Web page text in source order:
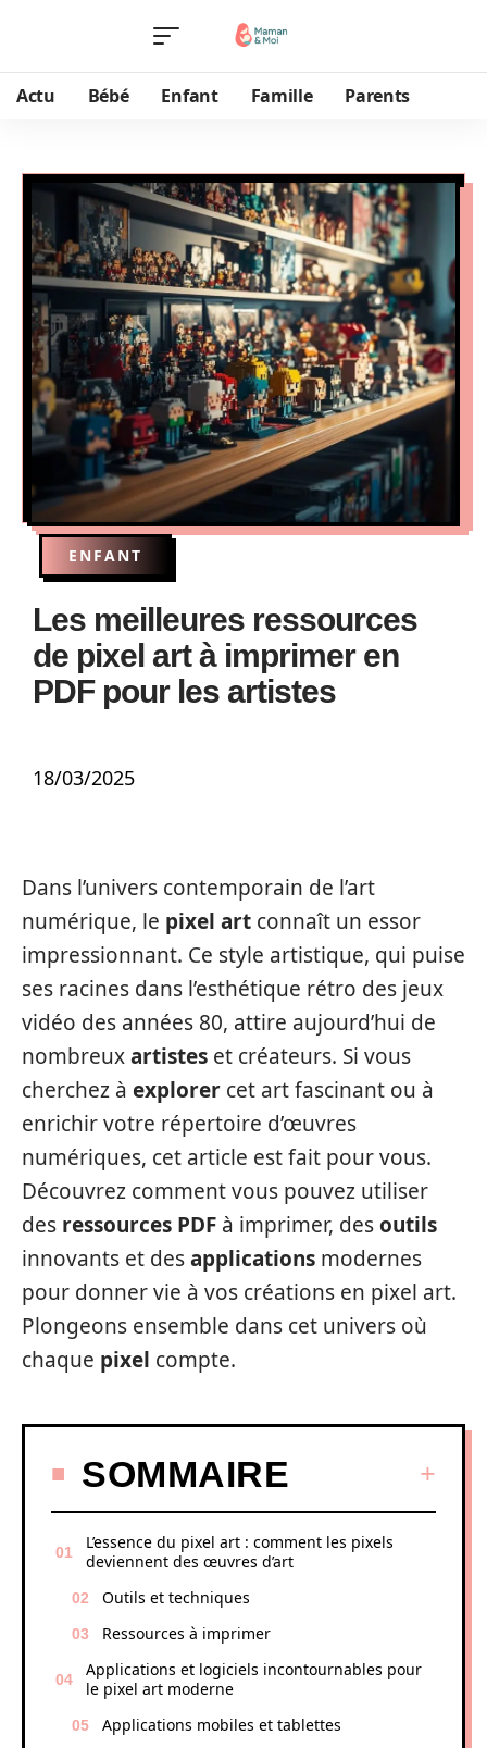
Actu Bébé Enfant Famille Parents
ENFANT
Les meilleures ressources
de pixel art à imprimer en
PDF pour les artistes
18/03/2025
Dans l’univers contemporain de l’art
numérique, le pixel art connaît un essor
impressionnant. Ce style artistique, qui puise
ses racines dans l’esthétique rétro des jeux
vidéo des années 80, attire aujourd’hui de
nombreuxartistes et créateurs. Si vous
cherchez à explorer cet art fascinant ou à
enrichir votre répertoire d’œuvres
numériques, cet article est fait pour vous.
Découvrez comment vous pouvez utiliser
des ressources PDF à imprimer, desoutils
innovants et desapplications modernes
pour donner vie à vos créations en pixel art.
Plongeons ensemble dans cet univers où
chaque pixel compte.
SOMMAIRE
L’essence du pixel art : comment les pixels
deviennent des œuvres d’art
Outils et techniques
Ressources à imprimer
Applications et logiciels incontournables pour
le pixel art moderne
Applications mobiles et tablettes